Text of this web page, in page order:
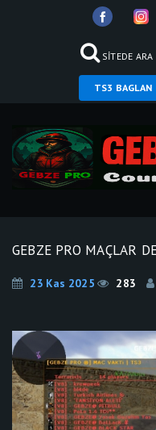
SİTEDE
TS3 BAGLAN
GEBZE PRO MAÇLAR
23 Kas 2025 283